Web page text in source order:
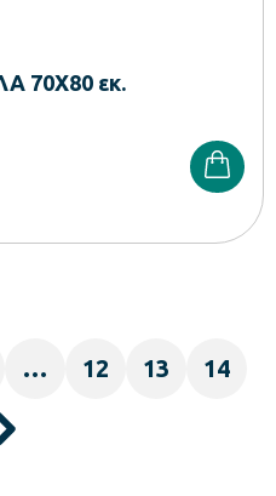
70Χ80 εκ.
… 12 13 14